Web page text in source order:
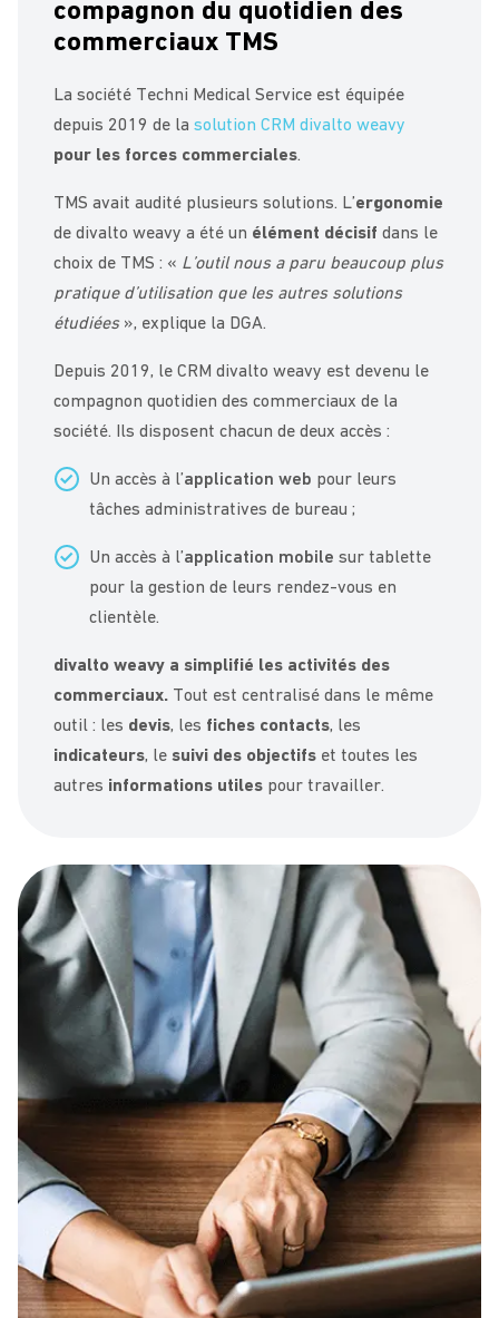
compagnon du quotidien des
commerciaux TMS
La société Techni Medical Service est équipée
depuis 2019 de la solution CRM divalto weavy
pour les forces commerciales.
TMS avait audité plusieurs solutions. L’ergonomie
de divalto weavy a été un élément décisif dans le
choix de TMS : « L’outil nous a paru beaucoup plus
pratique d’utilisation que les autres solutions
étudiées», explique la DGA.
Depuis 2019, le CRM divalto weavy est devenu le
compagnon quotidien des commerciaux de la
société. Ils disposent chacun de deux accès :
Un accès à l’application web pour leurs
tâches administratives de bureau ;
Un accès à l’application mobile sur tablette
pour la gestion de leurs rendez-vous en
clientèle.
divalto weavy a simplifié les activités des
commerciaux. Tout est centralisé dans le même
outil : les devis, les fiches contacts, les
indicateurs, le suivi des objectifs et toutes les
autres informations utiles pour travailler.